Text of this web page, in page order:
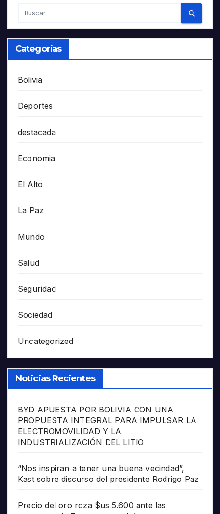
Categorías
Bolivia
Deportes
destacada
Economia
El Alto
La Paz
Mundo
Salud
Seguridad
Sociedad
Uncategorized
Noticias Recientes
BYD APUESTA POR BOLIVIA CON UNA
PROPUESTA INTEGRAL PARA IMPULSAR LA
ELECTROMOVILIDAD Y LA
INDUSTRIALIZACIÓN DEL LITIO
“Nos inspiran a tener una buena vecindad”,
Kast sobre discurso del presidente Rodrigo Paz
Precio del oro roza $us 5.600 ante las